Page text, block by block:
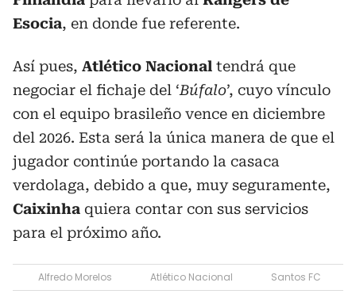
Esocia, en donde fue referente.
Así pues, Atlético Nacional tendrá que
negociar el fichaje del ‘Búfalo’, cuyo vínculo
con el equipo brasileño vence en diciembre
del 2026. Esta será la única manera de que el
jugador continúe portando la casaca
verdolaga, debido a que, muy seguramente,
Caixinha quiera contar con sus servicios
para el próximo año.
Alfredo Morelos Atlético Nacional Santos FC